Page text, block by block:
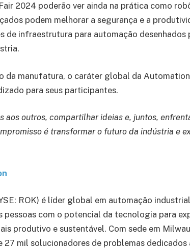
2024 poderão ver ainda na prática como
podem melhorar a segurança e a
de infraestrutura para automação desenhados
da manufatura, o caráter global da
para seus participantes.
aos outros, compartilhar ideias e, juntos,
é transformar o futuro da indústria e
ROK) é líder global em automação
pessoas com o potencial da tecnologia para
produtivo e sustentável. Com sede em
mil solucionadores de problemas dedicados